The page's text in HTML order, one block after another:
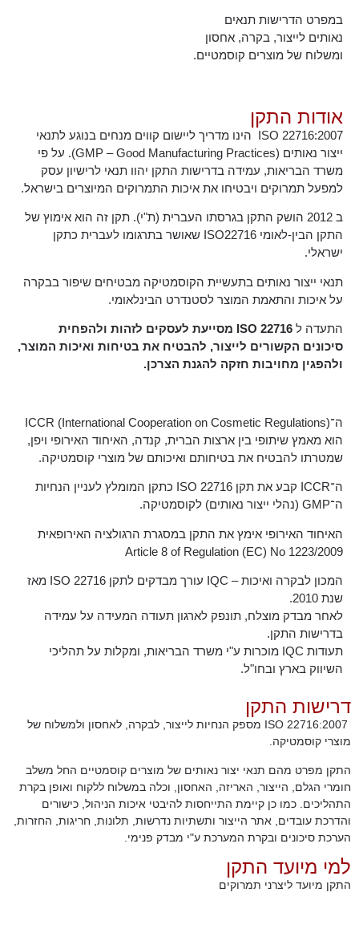
במפרט הדרישות תנאים
נאותים לייצור, בקרה, אחסון
ומשלוח של מוצרים קוסמטיים.
אודות התקן
ISO 22716:2007 הינו מדריך ליישום קווים מנחים בנוגע לתנאי
ייצור נאותים (GMP – Good Manufacturing Practices). על פי
משרד הבריאות, עמידה בדרישות התקן יהוו תנאי לרישיון עסק
למפעל תמרוקים ויבטיחו את איכות התמרוקים המיוצרים בישראל.
ב 2012 הושק התקן בגרסתו העברית (ת"י). תקן זה הוא אימוץ של
התקן הבין-לאומי ISO22716 שאושר בתרגומו לעברית כתקן
ישראלי.
תנאי ייצור נאותים בתעשיית הקוסמטיקה מבטיחים שיפור בבקרה
על איכות והתאמת המוצר לסטנדרט הבינלאומי.
התעדה לISO 22716
מסייעת לעסקים לזהות ולהפחית
סיכונים הקשורים לייצור, להבטיח את בטיחות ואיכות המוצר,
ולהפגין מחויבות חזקה להגנת הצרכן.
ה־ICCR (International Cooperation on Cosmetic Regulations)
הוא מאמץ שיתופי בין ארצות הברית, קנדה, האיחוד האירופי ויפן,
שמטרתו להבטיח את בטיחותם ואיכותם של מוצרי קוסמטיקה.
ה־ICCR קבע את תקן ISO 22716 כתקן המומלץ לעניין הנחיות
האיחוד האירופי אימץ את התקן במסגרת הרגולציה האירופאית
Article 8 of Regulation (EC) No 1223/2009
המכון לבקרה ואיכות – IQC עורך מבדקים לתקן ISO 22716 מאז
שנת 2010.
לאחר מבדק מוצלח, תונפק לארגון תעודה המעידה על עמידה
בדרישות התקן.
תעודות IQC מוכרות ע"י משרד הבריאות, ומקלות על תהליכי
השיווק בארץ ובחו"ל.
התקן
ISO 22716:2007 מספק הנחיות לייצור, לבקרה, לאחסון ולמשלוח של
קוסמטיקה.
מפרט מהם תנאי יצור נאותים של מוצרים קוסמטיים החל משלב
הגלם, הייצור, האריזה, האחסון, וכלה במשלוח ללקוח ואופן בקרת
כמו כן קיימת התייחסות להיבטי איכות הניהול, כישורים
עובדים, אתר הייצור ותשתיות נדרשות, תלונות, חריגות, החזרות,
סיכונים ובקרת המערכת ע"י מבדק פנימי.
מיועד התקן
מיועד ליצרני תמרוקים